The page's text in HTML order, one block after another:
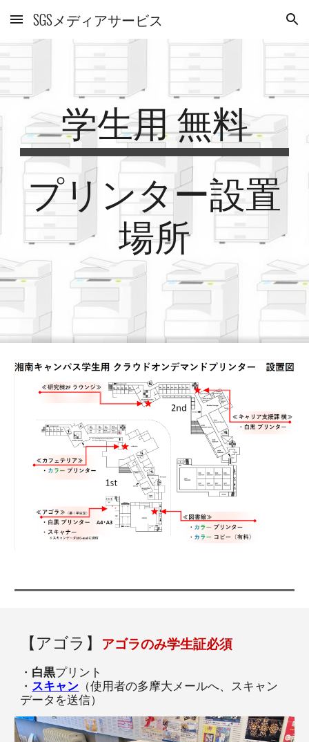
Skip to main content Skip to navigation
SGSメディアサービス
学生用 無料
プリンター設置
場所
【アゴラ】 アゴラのみ学生証必須
・ 白黒プリント
・ スキャン （使用者の多摩大メールへ、スキャン
データを送信）